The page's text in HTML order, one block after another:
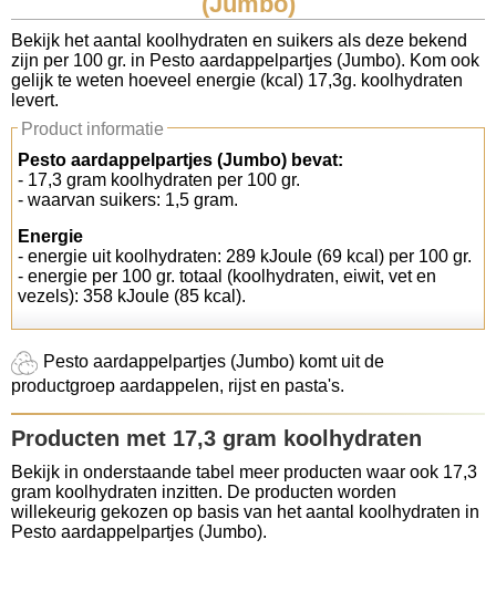
Koolhydraten tellen
Links
Bekijk het aantal koolhydraten en suikers als deze bekend
zijn per 100 gr. in Pesto aardappelpartjes (Jumbo). Kom ook
gelijk te weten hoeveel energie (kcal) 17,3g. koolhydraten
levert.
Product informatie
Pesto aardappelpartjes (Jumbo) bevat:
- 17,3 gram koolhydraten per 100 gr.
- waarvan suikers: 1,5 gram.
Energie
- energie uit koolhydraten: 289 kJoule (69 kcal) per 100 gr.
- energie per 100 gr. totaal (koolhydraten, eiwit, vet en
vezels): 358 kJoule (85 kcal).
Pesto aardappelpartjes (Jumbo) komt uit de
productgroep aardappelen, rijst en pasta's.
Producten met 17,3 gram koolhydraten
Bekijk in onderstaande tabel meer producten waar ook 17,3
gram koolhydraten inzitten. De producten worden
willekeurig gekozen op basis van het aantal koolhydraten in
Pesto aardappelpartjes (Jumbo).